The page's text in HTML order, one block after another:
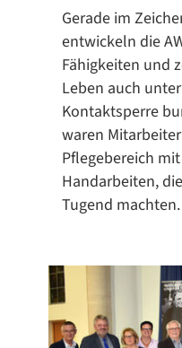
Gerade im
entwickeln die
Fähigkeiten und
Leben auch
Kontaktsperre
waren
Pflegebereich
Handarbeiten,
Tugend